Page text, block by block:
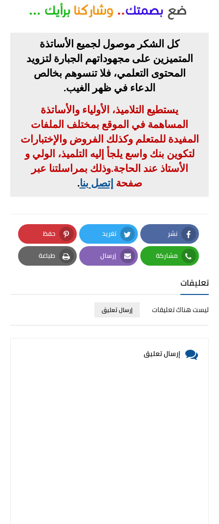
كل الشكر موصول لجميع الأساتذة
المتميزين على مجهوداتهم الجبارة لتزويد
المحتوى التعلمي، فلا تنسوهم بخالص
الدعاء في ظهر الغيب.
يستطيع التلاميذ، الأولياء والأساتذة
المساهمة في الموقع بمختلف الملفات
المفيدة للمتعلم وكذلك الفروض والإختبارات
لتكوين بنك واسع يلجأ إليه التلميذ، الولي و
الأستاذ عند الحاجة.وذلك بمراسلتنا عبر
صفحة إتصل بنا.
نشر
Facebook
تغريد
Twitter
حفظ
Pinterest
مشاركة
Whatsapp
إرسال
Email
طباعة
Print
تعليقات
ليست هناك تعليقات إرسال تعليق
إرسال تعليق